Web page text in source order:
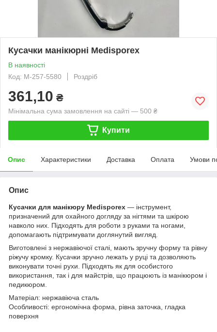
Кусачки манікюрні Medisporex
В наявності
Код: М-257-5580
Роздріб
361,10 ₴
Мінімальна сума замовлення на сайті — 500 ₴
Купити
Опис Характеристики Доставка Оплата Умови
Опис
Кусачки для манікюру Medisporex — інструмент,
призначений для охайного догляду за нігтями та шкірою
навколо них. Підходять для роботи з руками та ногами,
допомагають підтримувати доглянутий вигляд.
Виготовлені з нержавіючої сталі, мають зручну форму та рівну
ріжучу кромку. Кусачки зручно лежать у руці та дозволяють
виконувати точні рухи. Підходять як для особистого
використання, так і для майстрів, що працюють із манікюром і
педикюром.
Матеріал: нержавіюча сталь
Особливості: ергономічна форма, рівна заточка, гладка
поверхня